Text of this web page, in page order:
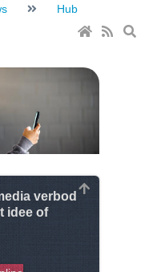
Hub
verbod
idee of